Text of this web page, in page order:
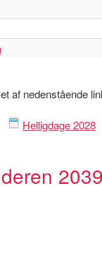
af nedenstående
Helligdage 2028